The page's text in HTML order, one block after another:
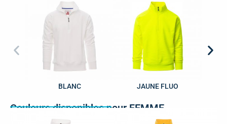
BLANC JAUNE FLUO
Couleurs disponibles pour FEMME